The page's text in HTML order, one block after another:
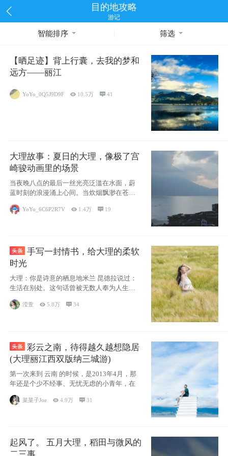
目的地攻略
游记
智能排序 筛选
【晒足迹】背上行囊，去我的梦和
远方——丽江
YoYo_0Q5J9D9F  10.5万 41
大理故事：夏日的大理，像极了宫
崎骏动画里的场景
当夜晚八点的最后一丝光亮泛滥在水面，蔚
蓝时刻的浪漫涌上心间。当炊烟飘渺在苍山
YoYo_6C6P2R7V  1.4万  19
手写一封情书，给大理的柔软
时光
大理：你是诗意的栖息地米兰 昆德拉说过：
生活在别处。这句话曾被无数人奉为人生信
条，并
滢萱 5.8万 34
彩云之南，待得越久越想隐居
(大理丽江西双版纳三城游)
第一次来到 云南 的时候，是2013年4月，那
年还是个少不经事、无忧无虑的小青年，在
菜菜子Joe 4.9万  31
起风了。 五月大理，稻田与微风的